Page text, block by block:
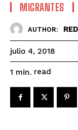
MIGRANTES
AUTHOR:
julio 4, 2018
1 min. read